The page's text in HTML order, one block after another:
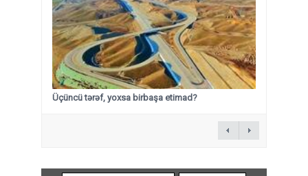
Üçüncü tərəf, yoxsa birbaşa etimad?